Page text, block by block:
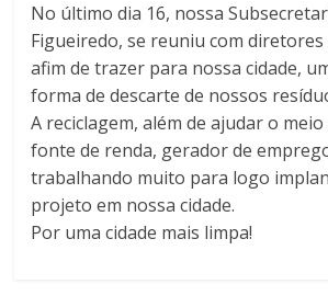
No último dia 16, nossa
Figueiredo, se reuniu com
afim de trazer para nossa cidade,
forma de descarte de nossos
A reciclagem, além de ajudar o
fonte de renda, gerador de
trabalhando muito para logo
projeto em nossa cidade.
Por uma cidade mais limpa!